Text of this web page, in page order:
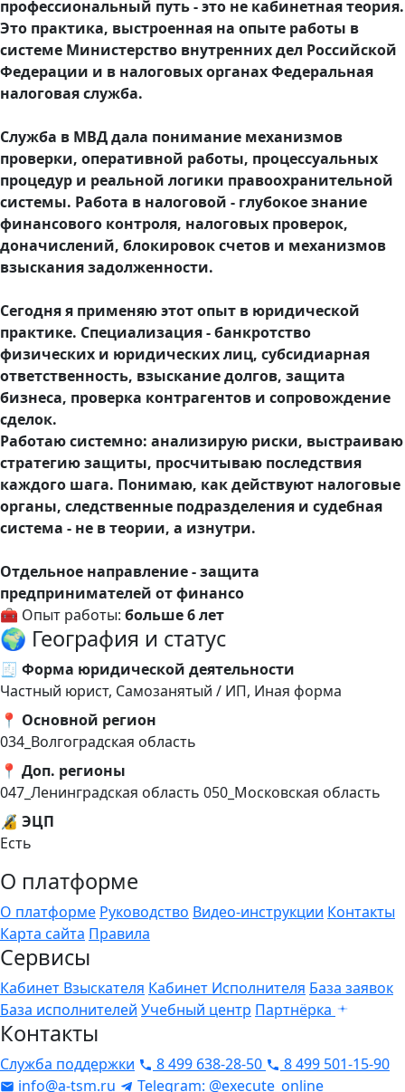
профессиональный путь - это не кабинетная теория.
Это практика, выстроенная на опыте работы в
системе Министерство внутренних дел Российской
Федерации и в налоговых органах Федеральная
налоговая служба.
Служба в МВД дала понимание механизмов
проверки, оперативной работы, процессуальных
процедур и реальной логики правоохранительной
системы. Работа в налоговой - глубокое знание
финансового контроля, налоговых проверок,
доначислений, блокировок счетов и механизмов
взыскания задолженности.
Сегодня я применяю этот опыт в юридической
практике. Специализация - банкротство
физических и юридических лиц, субсидиарная
ответственность, взыскание долгов, защита
бизнеса, проверка контрагентов и сопровождение
сделок.
Работаю системно: анализирую риски, выстраиваю
стратегию защиты, просчитываю последствия
каждого шага. Понимаю, как действуют налоговые
органы, следственные подразделения и судебная
система - не в теории, а изнутри.
Отдельное направление - защита
предпринимателей от финансо
🧰 Опыт работы: больше 6 лет
🌍 География и статус
🧾 Форма юридической деятельности
Частный юрист, Самозанятый / ИП, Иная форма
📍 Основной регион
034_Волгоградская область
📍 Доп. регионы
047_Ленинградская область 050_Московская область
🔏 ЭЦП
Есть
О платформе
О платформе Руководство Видео-инструкции Контакты
Карта сайта Правила
Сервисы
Кабинет Взыскателя Кабинет Исполнителя База заявок
База исполнителей Учебный центр Партнёрка
Контакты
Служба поддержки 8 499 638-28-50
8 499 501-15-90
info@a-tsm.ru
Telegram: @execute_online